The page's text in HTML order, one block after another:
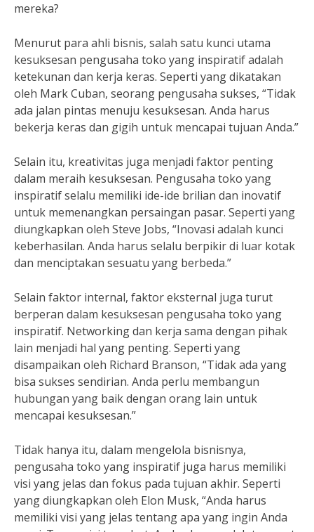
mereka?
Menurut para ahli bisnis, salah satu kunci utama
kesuksesan pengusaha toko yang inspiratif adalah
ketekunan dan kerja keras. Seperti yang dikatakan
oleh Mark Cuban, seorang pengusaha sukses, “Tidak
ada jalan pintas menuju kesuksesan. Anda harus
bekerja keras dan gigih untuk mencapai tujuan Anda.”
Selain itu, kreativitas juga menjadi faktor penting
dalam meraih kesuksesan. Pengusaha toko yang
inspiratif selalu memiliki ide-ide brilian dan inovatif
untuk memenangkan persaingan pasar. Seperti yang
diungkapkan oleh Steve Jobs, “Inovasi adalah kunci
keberhasilan. Anda harus selalu berpikir di luar kotak
dan menciptakan sesuatu yang berbeda.”
Selain faktor internal, faktor eksternal juga turut
berperan dalam kesuksesan pengusaha toko yang
inspiratif. Networking dan kerja sama dengan pihak
lain menjadi hal yang penting. Seperti yang
disampaikan oleh Richard Branson, “Tidak ada yang
bisa sukses sendirian. Anda perlu membangun
hubungan yang baik dengan orang lain untuk
mencapai kesuksesan.”
Tidak hanya itu, dalam mengelola bisnisnya,
pengusaha toko yang inspiratif juga harus memiliki
visi yang jelas dan fokus pada tujuan akhir. Seperti
yang diungkapkan oleh Elon Musk, “Anda harus
memiliki visi yang jelas tentang apa yang ingin Anda